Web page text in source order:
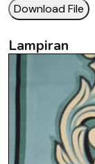
Download File
Lampiran